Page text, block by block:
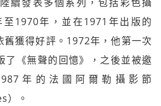
1970年，並在1971年出版的
舊獲得好評。1972年，他第一次
了《無聲的回憶》，之後並被邀
年的法國阿爾勒攝影節
）。